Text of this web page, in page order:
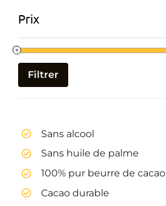
Prix
Prix
Prix
Filtrer
Sans alcool
Sans huile de palme
100% pur beurre de cacao
Cacao durable